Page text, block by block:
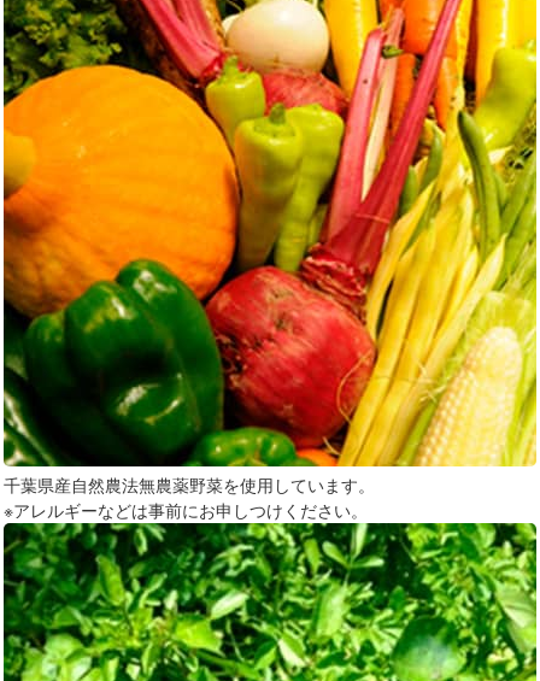
千葉県産自然農法無農薬野菜を使用しています。
※アレルギーなどは事前にお申しつけください。